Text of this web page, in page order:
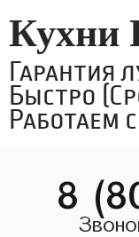
Кухни
Гарантия
Быстро
Работаем
8